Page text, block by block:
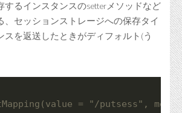
するインスタンスのsetterメソッドなど
、セッションストレージへの保存タイ
スを返送したときがディフォルト(う
(value = "/putsess" ,